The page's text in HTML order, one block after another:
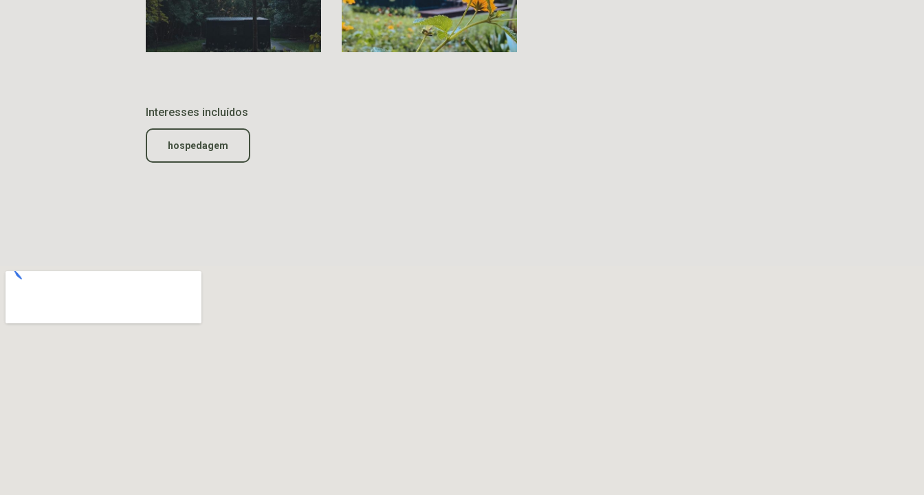
Interesses incluídos
hospedagem